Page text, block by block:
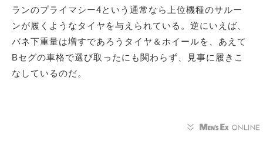
ランのプライマシー4という通常なら上位機種のサルー
ンが履くようなタイヤを与えられている。逆にいえば、
バネ下重量は増すであろうタイヤ＆ホイールを、あえて
Bセグの車格で選び取ったにも関わらず、見事に履きこ
なしているのだ。